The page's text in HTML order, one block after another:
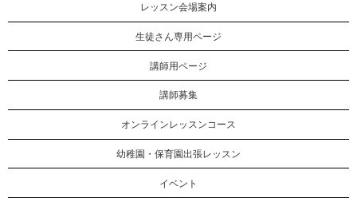
レッスン会場案内
生徒さん専用ページ
講師用ページ
講師募集
オンラインレッスンコース
幼稚園・保育園出張レッスン
イベント